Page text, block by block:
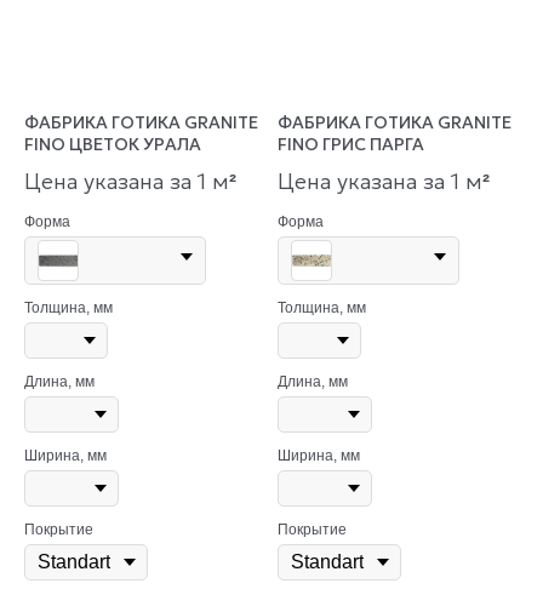
ФАБРИКА ГОТИКА GRANITE
FINO ЦВЕТОК УРАЛА
Цена указана за 1 м²
Форма
Толщина, мм
Длина, мм
Ширина, мм
Покрытие
ФАБРИКА ГОТИКА GRANITE
FINO ГРИС ПАРГА
Цена указана за 1 м²
Форма
Толщина, мм
Длина, мм
Ширина, мм
Покрытие